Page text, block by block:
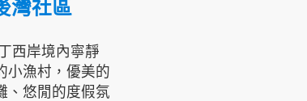
灣社區
西岸境內寧靜
小漁村，優美的
、悠閒的度假氛